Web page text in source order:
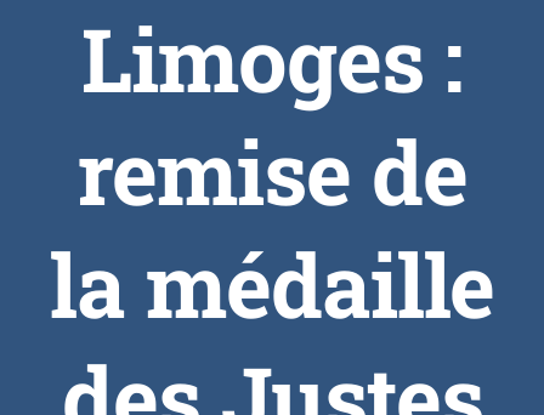
Limoges :
remise de
la médaille